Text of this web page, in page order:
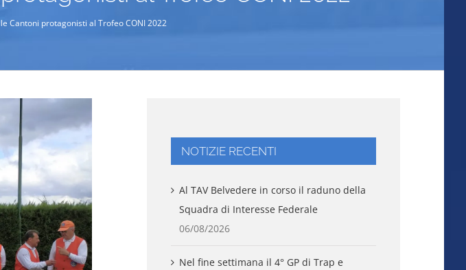
Cantoni protagonisti al Trofeo CONI 2022
NOTIZIE RECENTI
Al TAV Belvedere in corso il raduno della
Squadra di Interesse Federale
06/08/2026
Nel fine settimana il 4° GP di Trap e